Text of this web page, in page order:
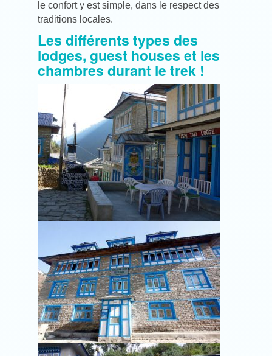
le confort y est simple, dans le respect des
traditions locales.
Les différents types des
lodges, guest houses et les
chambres durant le trek !